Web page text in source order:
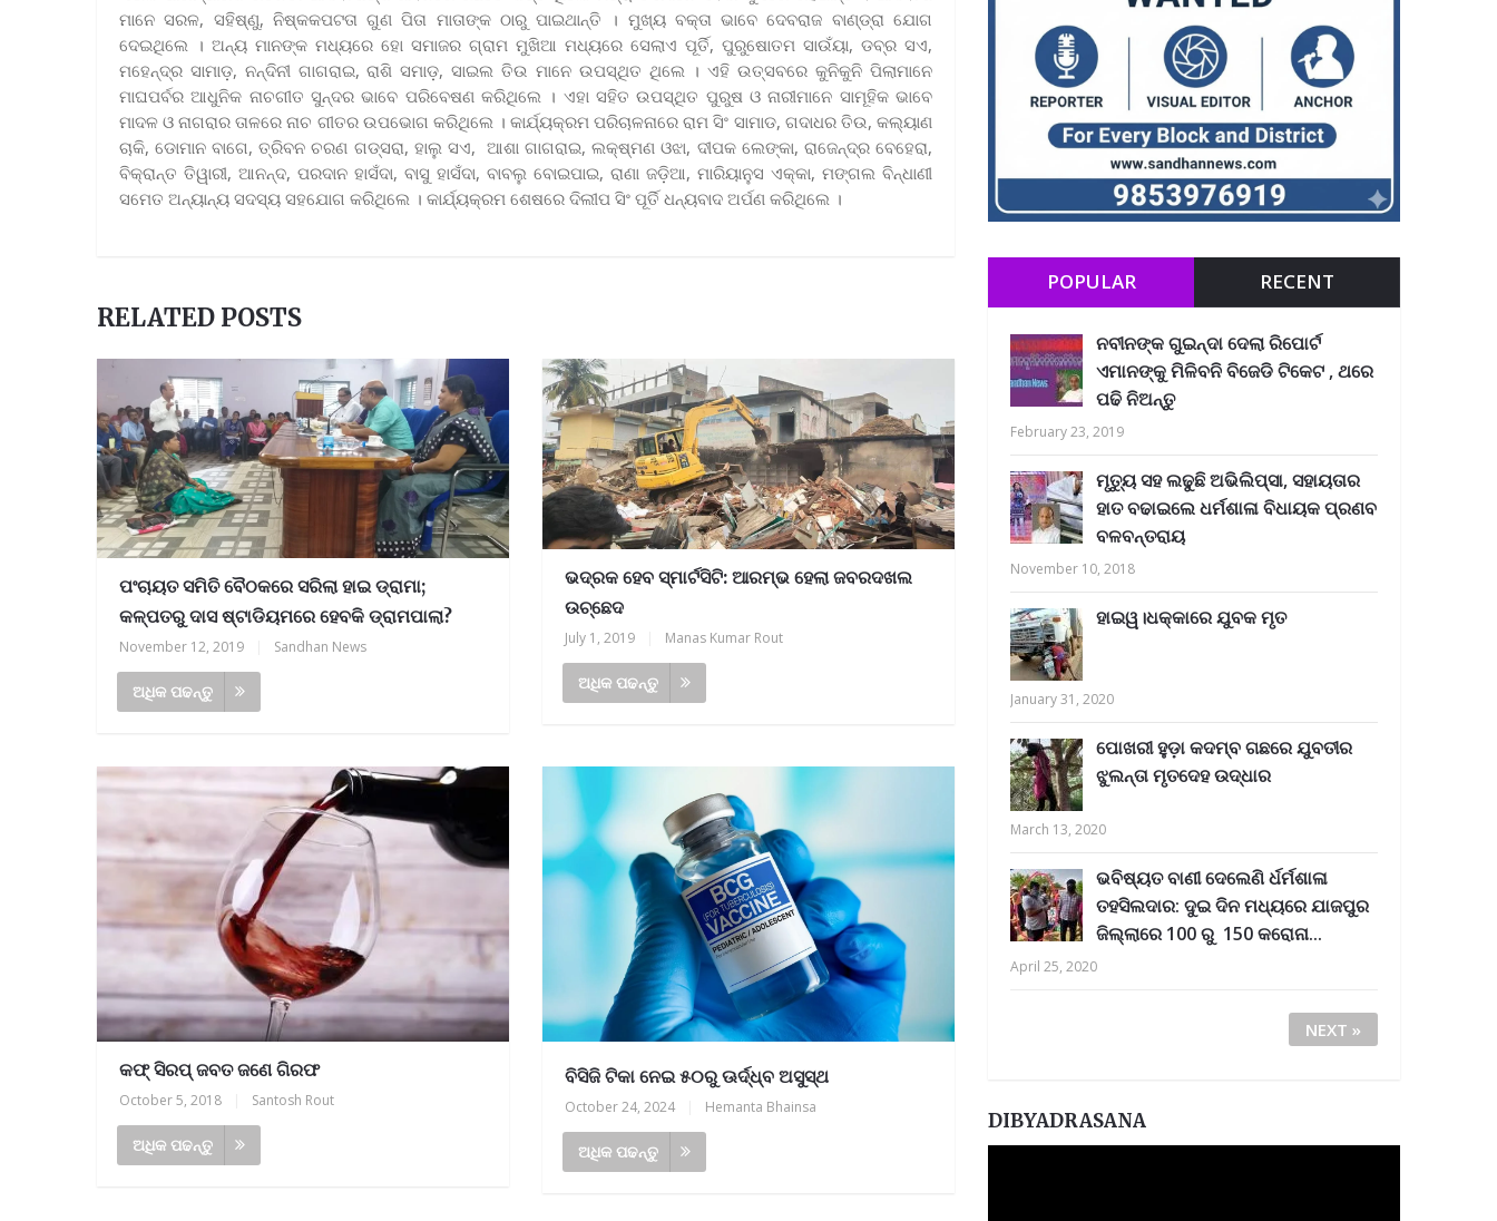
ମାନେ ସରଳ, ସହିଷ୍ଣୁ, ନିଷ୍କକପଟତା ଗୁଣ ପିତା ମାତାଙ୍କ ଠାରୁ ପାଇଥାନ୍ତି । ମୁଖ୍ୟ ବକ୍ତା ଭାବେ ଦେବରାଜ ବାଣ୍ଡ୍ରା ଯୋଗ
ଦେଇଥିଲେ । ଅନ୍ୟ ମାନଙ୍କ ମଧ୍ୟରେ ହୋ ସମାଜର ଗ୍ରାମ ମୁଖିଆ ମଧ୍ୟରେ ସେଲାଏ ପୂର୍ତି, ପୁରୁଷୋତମ ସାଉଁୟା, ଡବ୍ର ସଏ,
ମହେନ୍ଦ୍ର ସାମାଡ଼, ନନ୍ଦିନୀ ଗାଗରାଇ, ରାଶି ସମାଡ଼, ସାଇଲ ତିଉ ମାନେ ଉପସ୍ଥିତ ଥିଲେ । ଏହି ଉତ୍ସବରେ କୁନିକୁନି ପିଲାମାନେ
ମାଘପର୍ବର ଆଧୁନିକ ନାଚଗୀତ ସୁନ୍ଦର ଭାବେ ପରିବେଷଣ କରିଥିଲେ । ଏହା ସହିତ ଉପସ୍ଥିତ ପୁରୁଷ ଓ ନାରୀମାନେ ସାମୂହିକ ଭାବେ
ମାଦଳ ଓ ନାଗରାର ତାଳରେ ନାଚ ଗୀତର ଉପଭୋଗ କରିଥିଲେ । କାର୍ଯ୍ୟକ୍ରମ ପରିଚାଳନାରେ ରାମ ସିଂ ସାମାଡ, ଗଦାଧର ତିଉ, କଲ୍ୟାଣ
ଚାକି, ଡୋମାନ ବାଗେ, ତ୍ରିବନ ଚରଣ ଗଡ୍‌ସରା, ହାଲୁ ସଏ, ଆଶା ଗାଗରାଇ, ଲକ୍ଷ୍ମଣ ଓଝା, ଦୀପକ ଲେଙ୍କା, ରାଜେନ୍ଦ୍ର ବେହେରା,
ବିକ୍ରାନ୍ତ ତିୱାରୀ, ଆନନ୍ଦ, ପରଦାନ ହାସଁଦା, ବାସୁ ହାସଁଦା, ବାବଲୁ ବୋଇପାଇ, ରାଣା ଜଡ଼ିଆ, ମାରିୟାନୁସ ଏକ୍କା, ମଙ୍ଗଲ ବିନ୍ଧାଣୀ
ସମେତ ଅନ୍ୟାନ୍ୟ ସଦସ୍ୟ ସହଯୋଗ କରିଥିଲେ । କାର୍ଯ୍ୟକ୍ରମ ଶେଷରେ ଦିଲୀପ ସିଂ ପୂର୍ତି ଧନ୍ୟବାଦ ଅର୍ପଣ କରିଥିଲେ ।
RELATED POSTS
ପଂଚାୟତ ସମିତି ବୈଠକରେ ସରିଲା ହାଇ ଡ୍ରାମା;
କଳ୍ପତରୁ ଦାସ ଷ୍ଟାଡିୟମରେ ହେବକି ଡ୍ରାମପାଲା?
November 12, 2019 Sandhan News
ଅଧିକ ପଢନ୍ତୁ
ଭଦ୍ରକ ହେବ ସ୍ମାର୍ଟସିଟି: ଆରମ୍ଭ ହେଲା ଜବରଦଖଲ
ଉଚ୍ଛେଦ
July 1, 2019 Manas Kumar Rout
ଅଧିକ ପଢନ୍ତୁ
କଫ୍‌ ସିରପ୍ ‌ଜବତ ଜଣେ ଗିରଫ
October 5, 2018 Santosh Rout
ଅଧିକ ପଢନ୍ତୁ
ବିସିଜି ଟିକା ନେଇ ୫୦ରୁ ଊର୍ଦ୍ଧ୍ବ ଅସୁସ୍ଥ
October 24, 2024 Hemanta Bhainsa
ଅଧିକ ପଢନ୍ତୁ
POPULAR RECENT
ନବୀନଙ୍କ ଗୁଇନ୍ଦା ଦେଲା ରିପୋର୍ଟ
ଏମାନଙ୍କୁ ମିଳିବନି ବିଜେଡି ଟିକେଟ , ଥରେ
ପଢି ନିଅନ୍ତୁ
February 23, 2019
ମୃତ୍ୟୁ ସହ ଲଢୁଛି ଅଭିଲିପ୍ସା, ସହାୟତାର
ହାତ ବଢାଇଲେ ଧର୍ମଶାଳା ବିଧାୟକ ପ୍ରଣବ
ବଳବନ୍ତରାୟ
November 10, 2018
ହାଇୱ।ଧକ୍କାରେ ଯୁବକ ମୃତ
January 31, 2020
ପୋଖରୀ ହୁଡ଼ା କଦମ୍ବ ଗଛରେ ଯୁବତୀର
ଝୁଲନ୍ତା ମୃତଦେହ ଉଦ୍ଧାର
March 13, 2020
ଭବିଷ୍ୟତ ବାଣୀ ଦେଲେଣି ର୍ଧର୍ମଶାଳା
ତହସିଲଦାର: ଦୁଇ ଦିନ ମଧ୍ୟରେ ଯାଜପୁର
ଜିଲ୍ଲାରେ 100 ରୁ 150 କରୋନା...
April 25, 2020
NEXT »
DIBYADRASANA